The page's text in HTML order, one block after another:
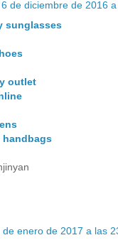
6 de diciembre de 2016
sunglasses
outlet
handbags
de enero de 2017 a las